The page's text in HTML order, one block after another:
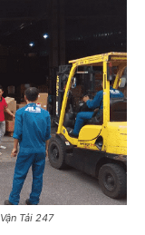
Tải 247